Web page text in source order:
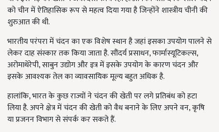
को चीन में ऐतिहासिक रूप से महत्व दिया गया है जिन्होंने शास्त्रीय चीनी की
शुरुआत की थी.
भारतीय परंपरा में चंदन का एक विशेष स्थान है जहां इसका उपयोग पालने से
लेकर दाह संस्कार तक किया जाता है. सौंदर्य प्रसाधन, फार्मास्यूटिकल्स,
अरोमाथेरेपी, साबुन उद्योग और इत्र में इसके उपयोग के कारण चंदन और
इसके आवश्यक तेल का व्यावसायिक मूल्य बहुत अधिक है.
हालांकि, भारत के कुछ राज्यों ने चंदन की खेती पर लगे प्रतिबंध को हटा
लिया है. अपने क्षेत्र में चंदन की खेती को वैध बनाने के लिए अपने वन, कृषि
या प्रजनन विभाग से संपर्क कर सकते हैं.